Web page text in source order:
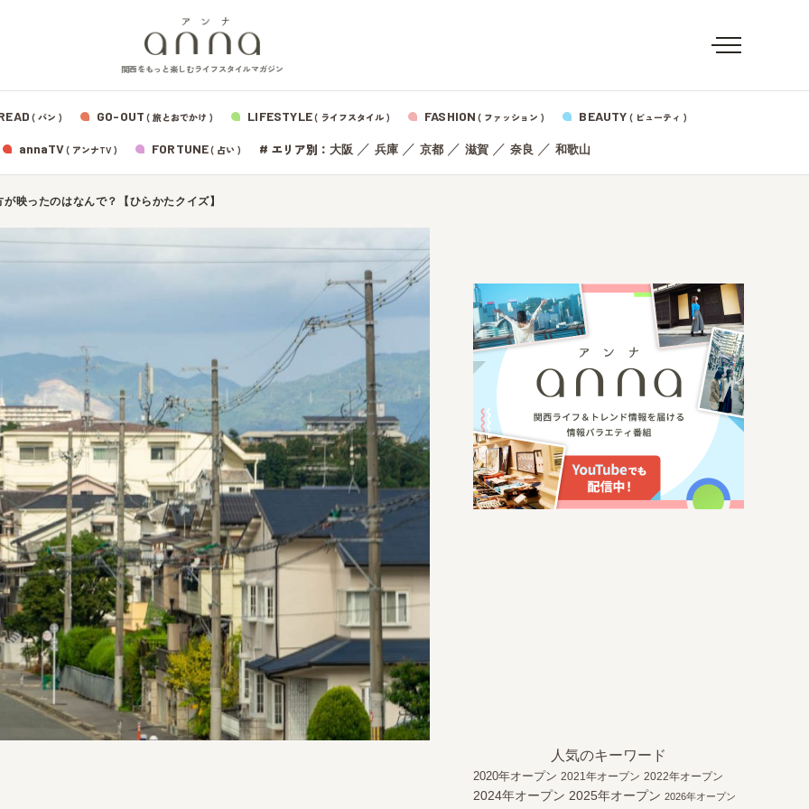
関西をもっと楽しむライフスタイルマガジン
( パン ) GO-OUT ( 旅とおでかけ ) LIFESTYLE( ライフスタイル ) FASHION ( ファッション ) BEAUTY ( ビューティ )
annaTV( アンナTV ) FORTUNE( 占い ) # エリア別： 大阪 ／ 兵庫／ 京都／ 滋賀／ 奈良 ／ 和歌山
映ったのはなんで？【ひらかたクイズ】
人気のキーワード
2020年オープン 2021年オープン 2022年オープン
2024年オープン 2025年オープン 2026年オープン